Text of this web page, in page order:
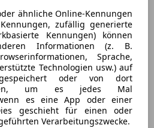
ähnliche Online-Kennungen
zufällig generierte
Kennungen) können
Informationen (z. B.
Sprache,
Technologien usw.) auf
oder von dort
um es jedes Mal
es eine App oder einer
geschieht für einen oder
Verarbeitungszwecke.